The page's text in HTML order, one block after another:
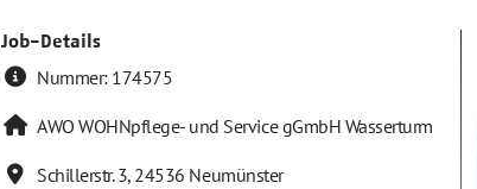
Job-Details
Nummer: 174575
AWO WOHNpflege- und Service gGmbH Wasserturm
Schillerstr. 3, 24536 Neumünster